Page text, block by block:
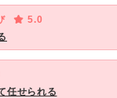
5.0
任せられる